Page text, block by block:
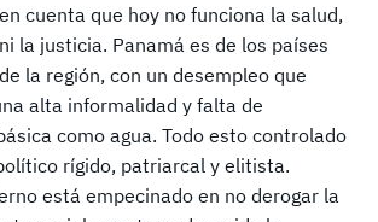
cuenta que hoy no funciona la salud,
la justicia. Panamá es de los países
la región, con un desempleo que
alta informalidad y falta de
como agua. Todo esto controlado
rígido, patriarcal y elitista.
está empecinado en no derogar la